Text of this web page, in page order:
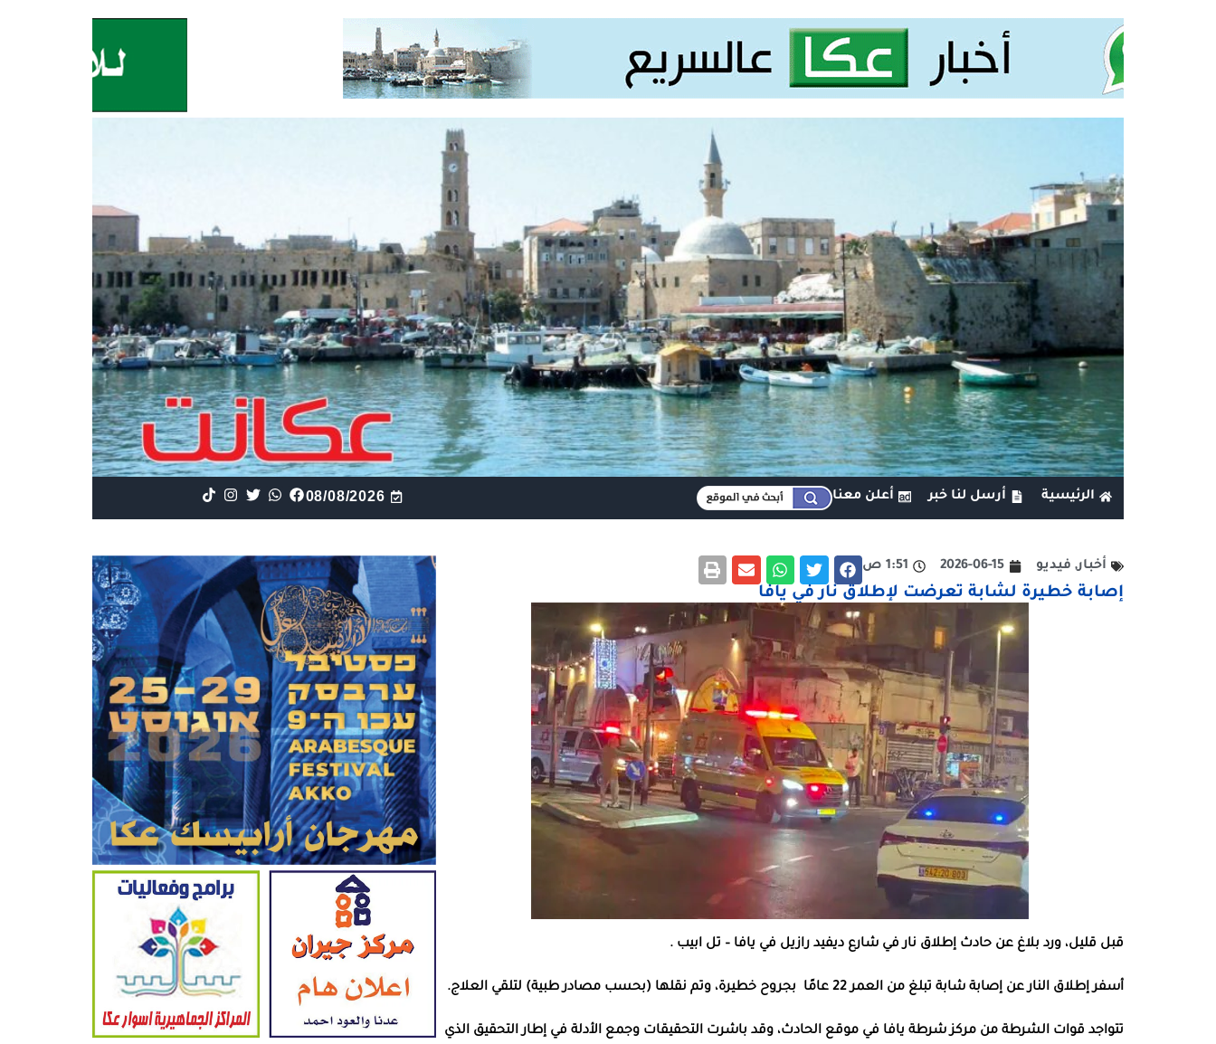
الرئيسية أرسل لنا خبر أعلن معنا 08/08/2026
أخبار, فيديو 2026-06-15 1:51 ص
إصابة خطيرة لشابة تعرضت لإطلاق نار في يافا
قبل قليل، ورد بلاغ عن حادث إطلاق نار في شارع ديفيد رازيل في يافا – تل ابيب .
أسفر إطلاق النار عن إصابة شابة تبلغ من العمر 22 عامًا بجروح خطيرة، وتم نقلها (بحسب مصادر طبية) لتلقي العلاج.
تتواجد قوات الشرطة من مركز شرطة يافا في موقع الحادث، وقد باشرت التحقيقات وجمع الأدلة في إطار التحقيق الذي